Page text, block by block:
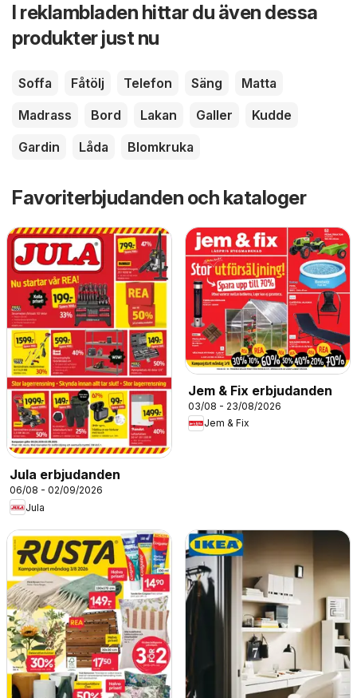
I reklambladen hittar du även dessa
produkter just nu
Soffa Fåtölj Telefon Säng
Matta
Madrass
Bord Lakan Galler
Kudde
Gardin
Låda Blomkruka
Favoriterbjudanden och kataloger
Jula erbjudanden
06/08 - 02/09/2026
Jula
Jem & Fix erbjudanden
03/08 - 23/08/2026
Jem & Fix